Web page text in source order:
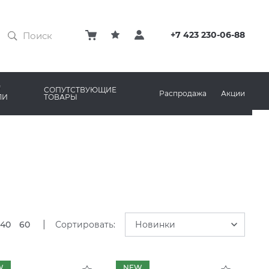
+7 423 230-06-88
MARAZZI
СОПУТСТВУЮЩИЕ
ТОВАРЫ
КЛЕЙ
СИСТЕМА ВЫРАВНИВАНИЯ
Распродажа Акции
40 60 Сортировать: Новинки